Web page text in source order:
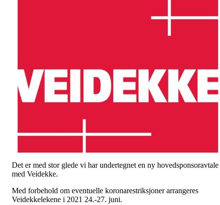
Det er med stor glede vi har undertegnet en ny hovedsponsoravtale
med Veidekke.
Med forbehold om eventuelle koronarestriksjoner arrangeres
Veidekkelekene i 2021 24.-27. juni.